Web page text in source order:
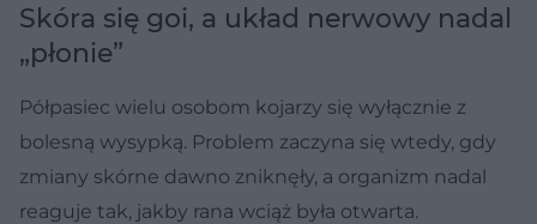
Skóra się goi, a układ nerwowy nadal
„płonie”
Półpasiec wielu osobom kojarzy się wyłącznie z
bolesną wysypką. Problem zaczyna się wtedy, gdy
zmiany skórne dawno zniknęły, a organizm nadal
reaguje tak, jakby rana wciąż była otwarta.